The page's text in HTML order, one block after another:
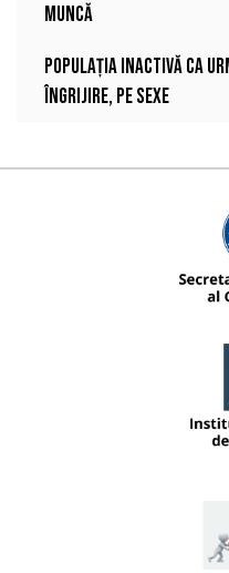
muncă
Populația inactivă ca
îngrijire, pe sexe